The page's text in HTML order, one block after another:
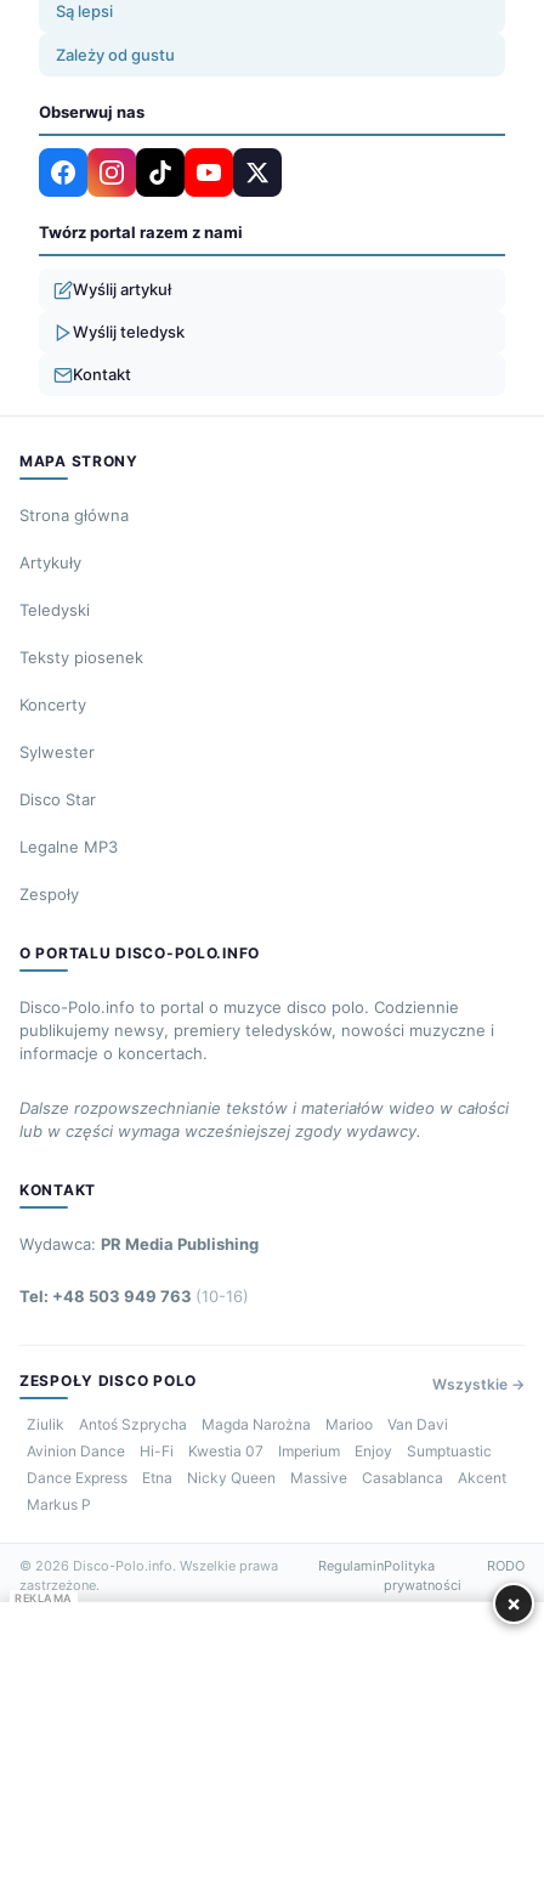
Są lepsi
Zależy od gustu
Obserwuj nas
Twórz portal razem z nami
Wyślij artykuł
Wyślij teledysk
Kontakt
MAPA STRONY
Strona główna
Artykuły
Teledyski
Teksty piosenek
Koncerty
Sylwester
Disco Star
Legalne MP3
Zespoły
O PORTALU DISCO-POLO.INFO
Disco-Polo.info to portal o muzyce disco polo. Codziennie
publikujemy newsy, premiery teledysków, nowości muzyczne i
informacje o koncertach.
Dalsze rozpowszechnianie tekstów i materiałów wideo w całości
lub w części wymaga wcześniejszej zgody wydawcy.
KONTAKT
Wydawca: PR Media Publishing
Tel: +48 503 949 763 (10-16)
ZESPOŁY DISCO POLO Wszystkie →
Ziulik Antoś Szprycha Magda Narożna Marioo
Van Davi
Avinion Dance
Hi-Fi Kwestia 07 Imperium Enjoy
Sumptuastic
Dance Express
Etna Nicky Queen Massive Casablanca
Akcent
Markus P
© 2026 Disco-Polo.info. Wszelkie prawa
zastrzeżone.
RegulaminPolityka
prywatności
RODO
REKLAMA ×